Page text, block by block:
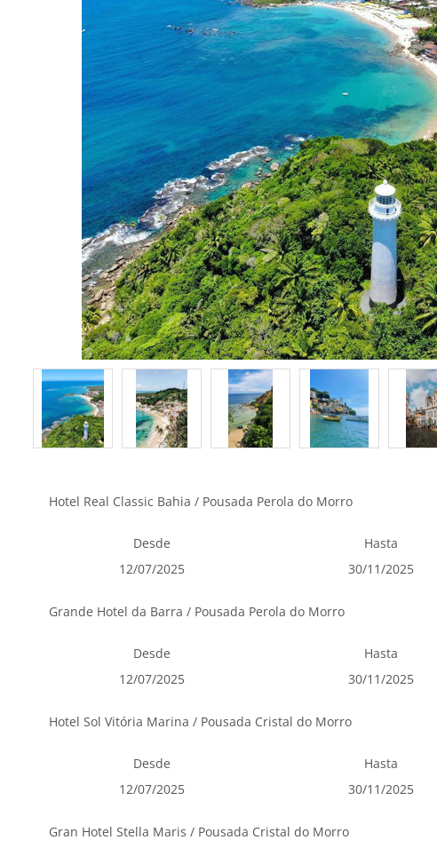
Hotel Real Classic Bahia / Pousada Perola do Morro
Desde Hasta
12/07/2025
30/11/2025
Grande Hotel da Barra / Pousada Perola do Morro
Desde Hasta
12/07/2025
30/11/2025
Hotel Sol Vitória Marina / Pousada Cristal do Morro
Desde Hasta
12/07/2025
30/11/2025
Gran Hotel Stella Maris / Pousada Cristal do Morro